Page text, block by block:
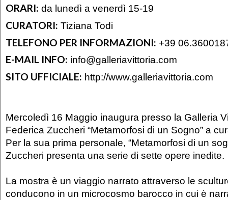
ORARI: da lunedì a venerdì 15-19
CURATORI: Tiziana Todi
TELEFONO PER INFORMAZIONI: +39
E-MAIL INFO: info@galleriavittoria.com
SITO UFFICIALE: http://www.galleriavittoria.com
Mercoledì 16 Maggio inaugura presso la Galleria
Federica Zuccheri “Metamorfosi di un Sogno” a
Per la sua prima personale, “Metamorfosi di un
Zuccheri presenta una serie di sette opere inedite.
La mostra è un viaggio narrato attraverso le
conducono in un microcosmo barocco in cui è